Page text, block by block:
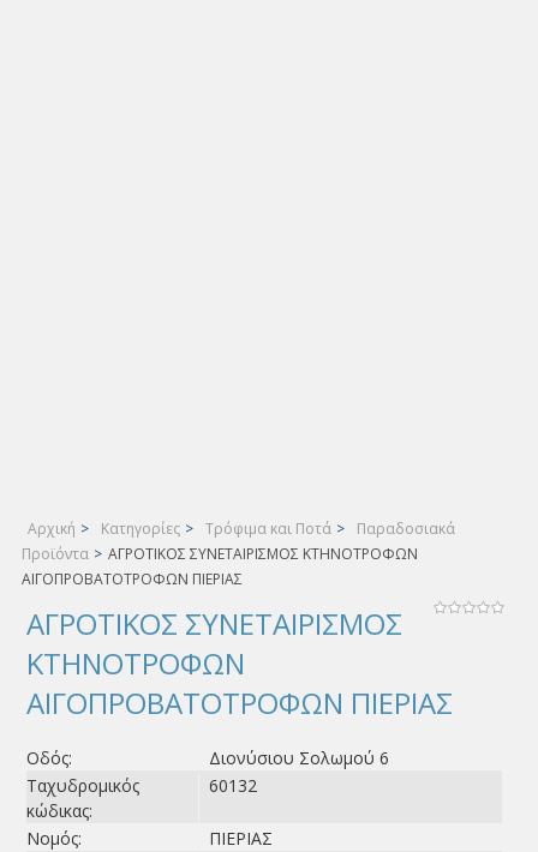
Αρχική > Κατηγορίες > Τρόφιμα και Ποτά >
Παραδοσιακά
Προϊόντα > ΑΓΡΟΤΙΚΟΣ ΣΥΝΕΤΑΙΡΙΣΜΟΣ ΚΤΗΝΟΤΡΟΦΩΝ
ΑΙΓΟΠΡΟΒΑΤΟΤΡΟΦΩΝ ΠΙΕΡΙΑΣ
ΑΓΡΟΤΙΚΟΣ ΣΥΝΕΤΑΙΡΙΣΜΟΣ
ΚΤΗΝΟΤΡΟΦΩΝ
ΑΙΓΟΠΡΟΒΑΤΟΤΡΟΦΩΝ ΠΙΕΡΙΑΣ
Οδός:
Διονύσιου Σολωμού 6
Ταχυδρομικός
κώδικας:
60132
Νομός:
ΠΙΕΡΙΑΣ